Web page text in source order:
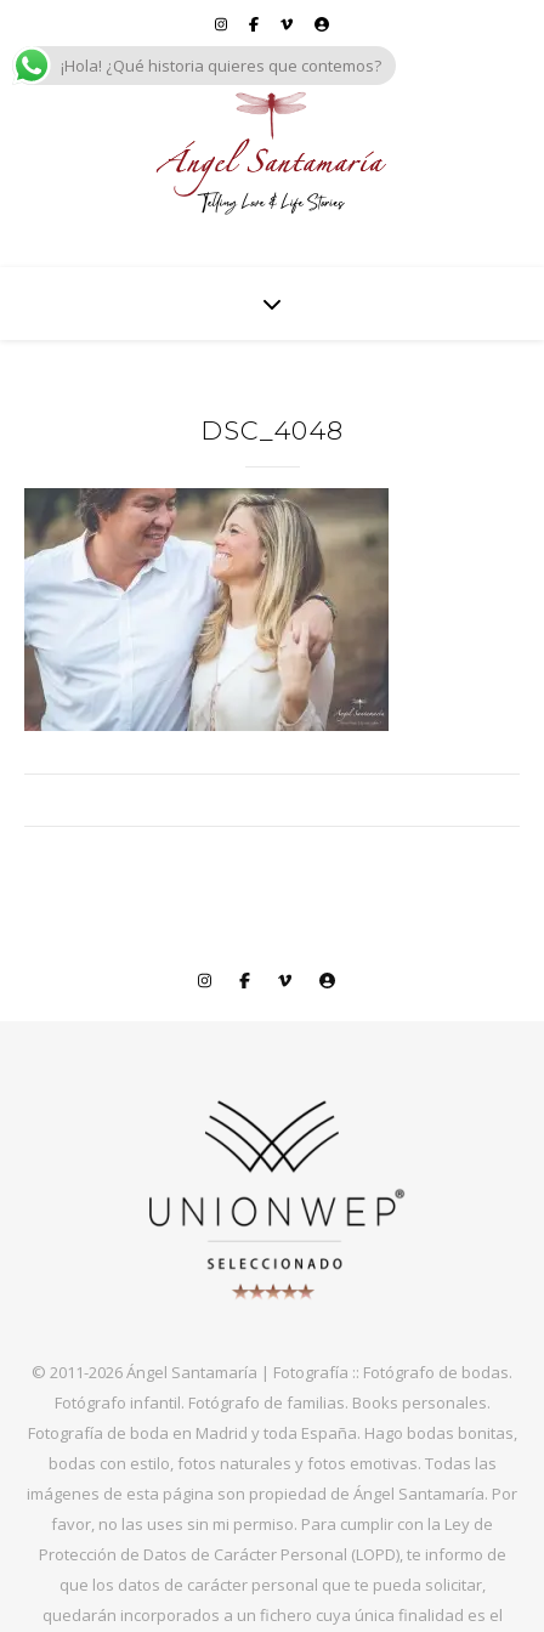
DSC_4048
© 2011-2026 Ángel Santamaría | Fotografía :: Fotógrafo de bodas.
Fotógrafo infantil. Fotógrafo de familias. Books personales.
Fotografía de boda en Madrid y toda España. Hago bodas bonitas,
bodas con estilo, fotos naturales y fotos emotivas. Todas las
imágenes de esta página son propiedad de Ángel Santamaría. Por
favor, no las uses sin mi permiso. Para cumplir con la Ley de
Protección de Datos de Carácter Personal (LOPD), te informo de
que los datos de carácter personal que te pueda solicitar,
quedarán incorporados a un fichero cuya única finalidad es el
¡Hola! ¿Qué historia quieres que contemos?